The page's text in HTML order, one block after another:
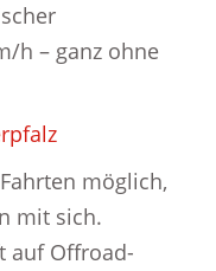
h – ganz ohne
möglich,
mit sich.
auf Offroad-